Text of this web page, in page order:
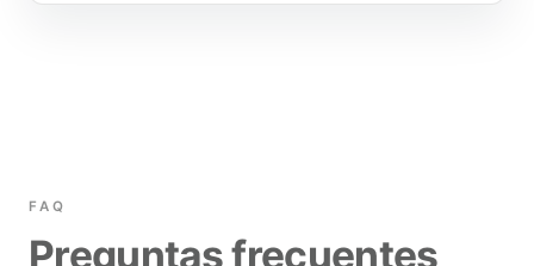
FAQ
Preguntas frecuentes